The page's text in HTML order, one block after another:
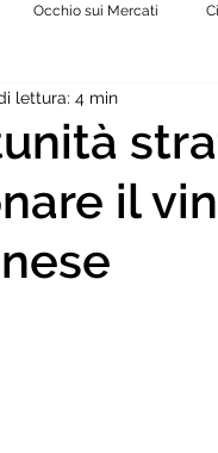
Occhio sui Mercati
il
lettura: 4 min